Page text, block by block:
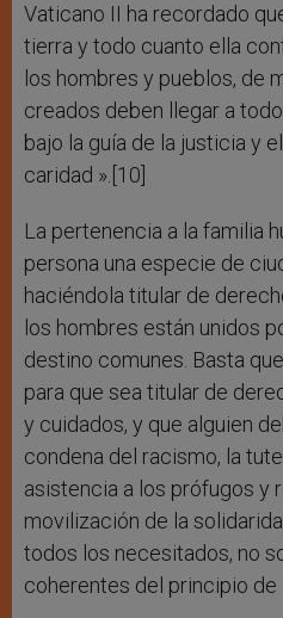
Vaticano II ha recordado
tierra y todo cuanto ella
los hombres y pueblos, de
creados deben llegar a
bajo la guía de la justicia y
caridad ».[10]
La pertenencia a la familia
persona una especie de
haciéndola titular de
los hombres están unidos
destino comunes. Basta
para que sea titular de
y cuidados, y que alguien
condena del racismo, la
asistencia a los prófugos y
movilización de la
todos los necesitados, no
coherentes del principio de